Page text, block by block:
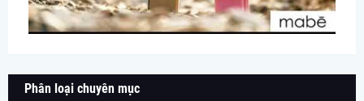
Phân loại chuyên mục